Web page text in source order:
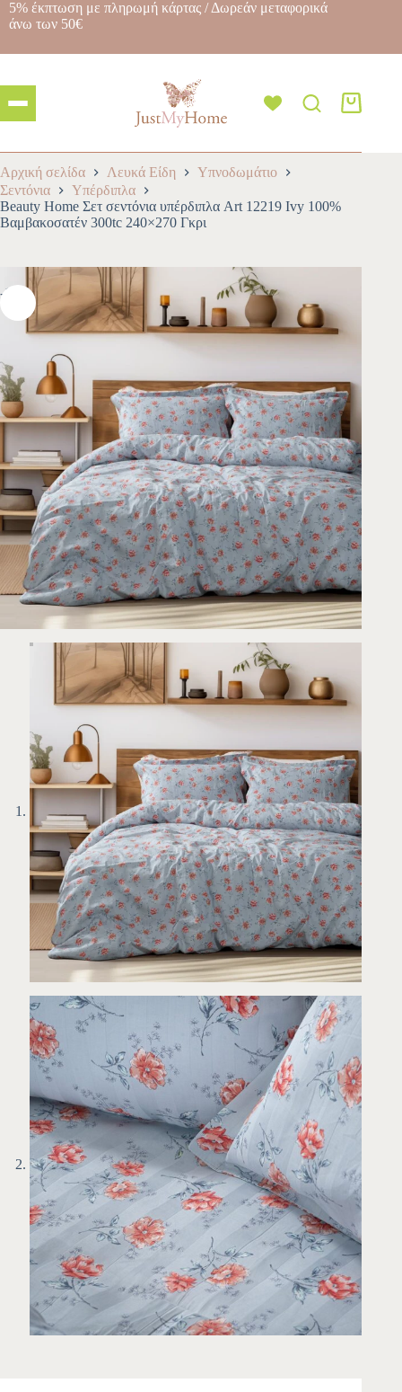
5% έκπτωση με πληρωμή κάρτας / Δωρεάν μεταφορικά
άνω των 50€
Αρχική σελίδα Λευκά Είδη
Υπνοδωμάτιο
Σεντόνια
Υπέρδιπλα
Beauty Home Σετ σεντόνια υπέρδιπλα Art 12219 Ivy 100%
Βαμβακοσατέν 300tc 240×270 Γκρι
-10%